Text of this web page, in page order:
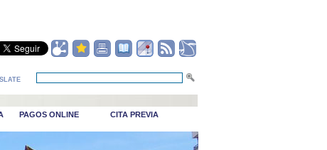
PAGOS ONLINE CITA PREVIA